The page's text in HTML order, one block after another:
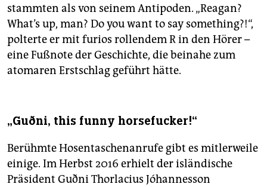
stammten als von seinem Antipoden. „Reagan?
What’s up, man? Do you want to say some­thing?!“,
polterte er mit furios rollendem R in den Hörer –
eine Fußnote der Geschichte, die beinahe zum
atomaren Erstschlag geführt hätte.
„Guðni, this funny horsefucker!“
Berühmte Hosentaschenanrufe gibt es mitlerweile
einige. Im Herbst 2016 erhielt der isländische
Präsident Guðni Thorlacius Jóhannesson